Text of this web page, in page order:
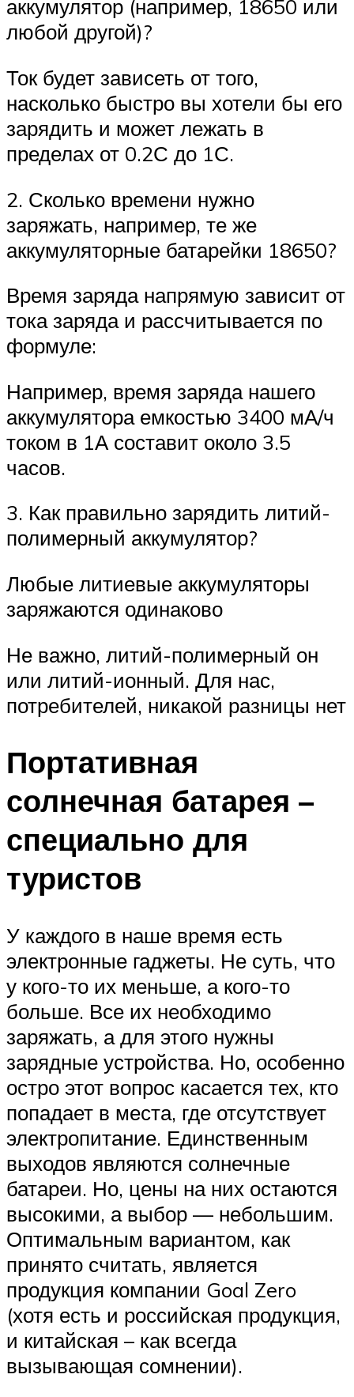
аккумулятор (например, 18650 или
любой другой)?
Ток будет зависеть от того,
насколько быстро вы хотели бы его
зарядить и может лежать в
пределах от 0.2С до 1С.
2. Сколько времени нужно
заряжать, например, те же
аккумуляторные батарейки 18650?
Время заряда напрямую зависит от
тока заряда и рассчитывается по
формуле:
Например, время заряда нашего
аккумулятора емкостью 3400 мА/ч
током в 1А составит около 3.5
часов.
3. Как правильно зарядить литий-
полимерный аккумулятор?
Любые литиевые аккумуляторы
заряжаются одинаково
Не важно, литий-полимерный он
или литий-ионный. Для нас,
потребителей, никакой разницы нет
Портативная
солнечная батарея –
специально для
туристов
У каждого в наше время есть
электронные гаджеты. Не суть, что
у кого-то их меньше, а кого-то
больше. Все их необходимо
заряжать, а для этого нужны
зарядные устройства. Но, особенно
остро этот вопрос касается тех, кто
попадает в места, где отсутствует
электропитание. Единственным
выходов являются солнечные
батареи. Но, цены на них остаются
высокими, а выбор — небольшим.
Оптимальным вариантом, как
принято считать, является
продукция компании Goal Zero
(хотя есть и российская продукция,
и китайская – как всегда
вызывающая сомнении).